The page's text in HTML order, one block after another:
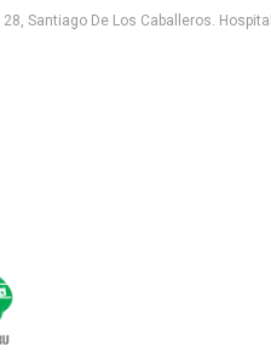
Santiago De Los Caballeros.